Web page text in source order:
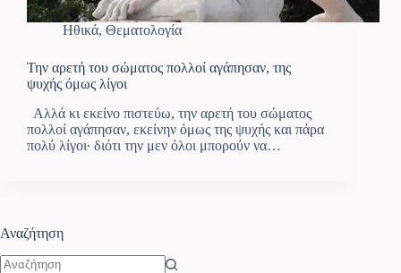
Ηθικά, Θεματολογία
Την αρετή του σώματος πολλοί αγάπησαν, της
ψυχής όμως λίγοι
Αλλά κι εκείνο πιστεύω, την αρετή του σώματος
πολλοί αγάπησαν, εκείνην όμως της ψυχής και πάρα
πολύ λίγοι· διότι την μεν όλοι μπορούν να…
Αναζήτηση